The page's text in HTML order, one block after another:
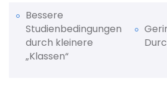
Bessere
Studienbedingungen
durch kleinere
„Klassen“